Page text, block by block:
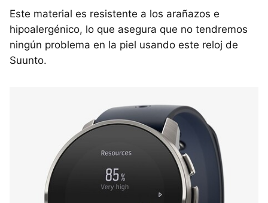
Este material es resistente a los arañazos e
hipoalergénico, lo que asegura que no tendremos
ningún problema en la piel usando este reloj de
Suunto.